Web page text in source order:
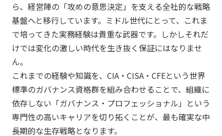
ら、経営陣の「攻めの意思決定」を支える全社的な戦略
基盤へと移行しています。ミドル世代にとって、これま
で培ってきた実務経験は貴重な武器です。しかしそれだ
けでは変化の激しい時代を生き抜く保証にはなりませ
ん。
これまでの経験や知識を、CIA・CISA・CFEという世界
標準のガバナンス資格群を組み合わせることで、組織に
依存しない「ガバナンス・プロフェッショナル」という
専門性の高いキャリアを切り拓くことが、最も確実な中
長期的な生存戦略となります。